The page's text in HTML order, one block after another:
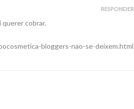
querer cobrar.
bloggers-nao-se-deixem.html
RESPONDER